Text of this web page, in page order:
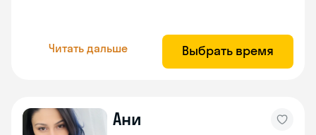
Читать дальше Выбрать время
Ани